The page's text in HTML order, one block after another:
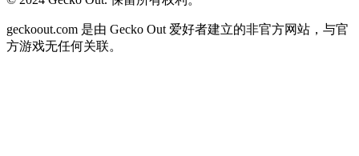
geckoout.com 是由 Gecko Out 爱好者建立的非官方网站，与官
方游戏无任何关联。